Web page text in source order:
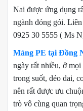
Nai được ứng dụng
ngành đóng gói.
0925 30 5555 ( Ms
Màng PE tại Đồng
ngày rất nhiều, ở
trong suốt, dẻo dai,
nên rất được ưu
trò vô cùng quan